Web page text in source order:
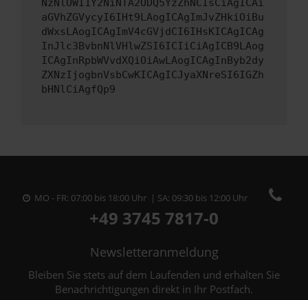
NzNlOWI1Y2NiNTA2ODQ5YzZhNCIsCiAgICAi
aGVhZGVycyI6IHt9LAogICAgImJvZHkiOiBu
dWxsLAogICAgImV4cGVjdCI6IHsKICAgICAg
InJlc3BvbnNlVHlwZSI6ICIiCiAgICB9LAog
ICAgInRpbWVvdXQiOiAwLAogICAgInByb2dy
ZXNzIjogbnVsbCwKICAgICJyaXNreSI6IGZh
bHNlCiAgfQp9
MO - FR: 07:00 bis 18:00 Uhr | SA: 09:30 bis 12:00 Uhr
+49 3745 7817-0
Newsletteranmeldung
Bleiben Sie stets auf dem Laufenden und erhalten Sie
Benachrichtigungen direkt in Ihr Postfach.